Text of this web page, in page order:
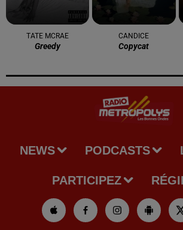
TATE MCRAE
Greedy
CANDICE
Copycat
NEWS PODCASTS
PARTICIPEZ